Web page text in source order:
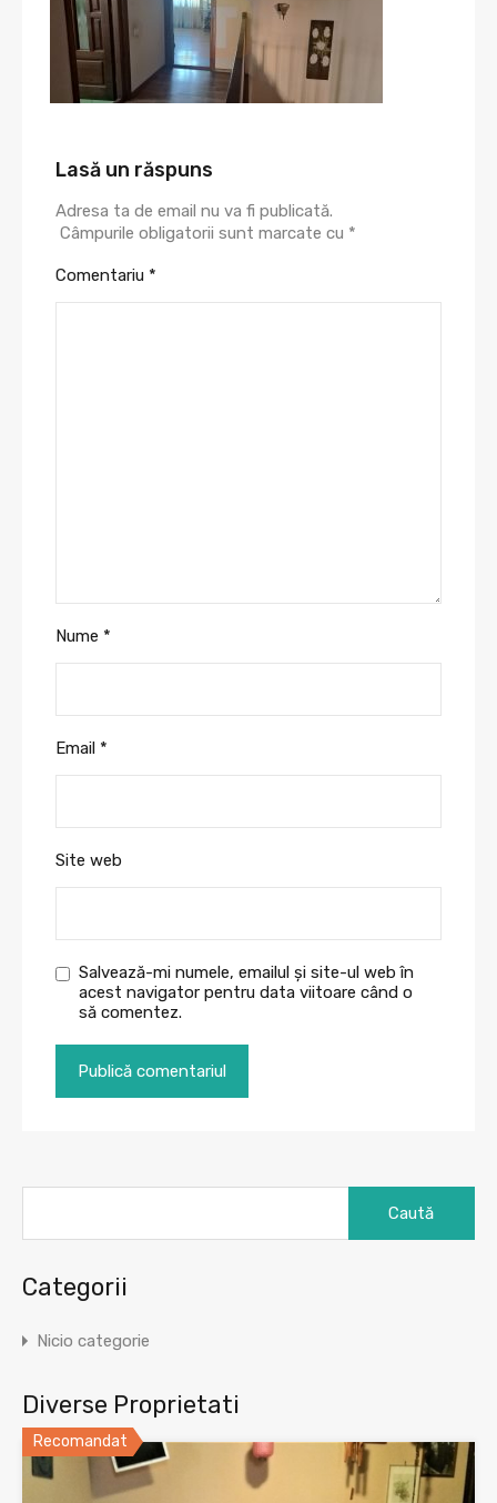
Lasă un răspuns
Adresa ta de email nu va fi publicată.
Câmpurile obligatorii sunt marcate cu *
Comentariu *
Nume *
Email *
Site web
Salvează-mi numele, emailul și site-ul web în
acest navigator pentru data viitoare când o
să comentez.
Categorii
Nicio categorie
Diverse Proprietati
Recomandat